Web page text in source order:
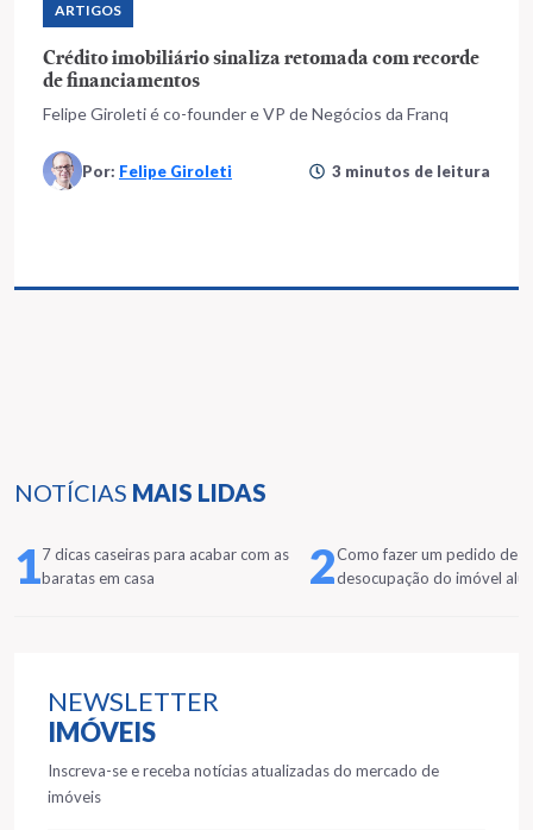
NOTÍCIAS MAIS LIDAS
17 dicas caseiras para acabar com as
baratas em casa
2Como fazer um pedido de
desocupação do imóvel
NEWSLETTER
IMÓVEIS
Inscreva-se e receba notícias atualizadas do mercado de
imóveis
ARTIGOS
Crédito imobiliário sinaliza retomada com recorde
de financiamentos
Felipe Giroleti é co-founder e VP de Negócios da Franq
Por: Felipe Giroleti 3 minutos de leitura